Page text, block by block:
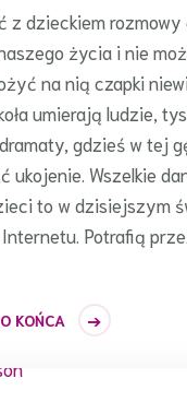
z dzieckiem
życia i nie
na nią czapki
umierają ludzie,
gdzieś w tej
ukojenie. Wszelkie
to w dzisiejszym
Potrafią
KOŃCA